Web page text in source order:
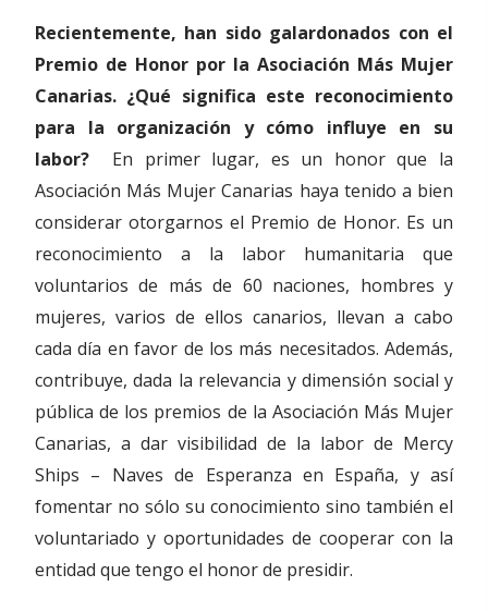
Recientemente, han sido galardonados con el
Premio de Honor por la Asociación Más Mujer
Canarias. ¿Qué significa este reconocimiento
para la organización y cómo influye en su
labor? En primer lugar, es un honor que la
Asociación Más Mujer Canarias haya tenido a bien
considerar otorgarnos el Premio de Honor. Es un
reconocimiento a la labor humanitaria que
voluntarios de más de 60 naciones, hombres y
mujeres, varios de ellos canarios, llevan a cabo
cada día en favor de los más necesitados. Además,
contribuye, dada la relevancia y dimensión social y
pública de los premios de la Asociación Más Mujer
Canarias, a dar visibilidad de la labor de Mercy
Ships – Naves de Esperanza en España, y así
fomentar no sólo su conocimiento sino también el
voluntariado y oportunidades de cooperar con la
entidad que tengo el honor de presidir.